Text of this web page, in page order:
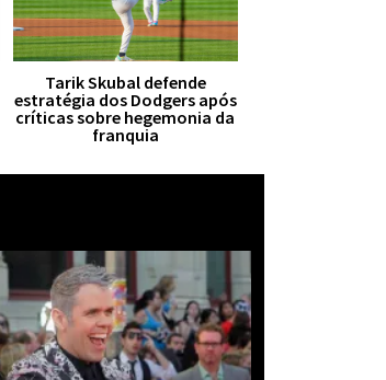
Tarik Skubal defende
estratégia dos Dodgers após
críticas sobre hegemonia da
franquia